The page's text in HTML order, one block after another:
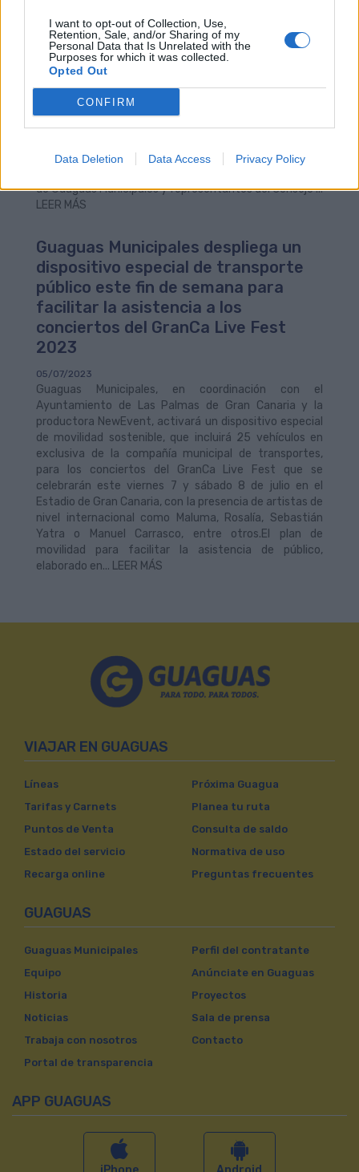
I want to opt-out of Collection, Use,
Retention, Sale, and/or Sharing of my
Personal Data that Is Unrelated with the
Purposes for which it was collected.
Opted Out
CONFIRM
Data Deletion Data Access Privacy Policy
Guaguas Municipales activará la prueba piloto para el
acceso de escúteres (scooters) para personas con
discapacidad a sus vehículos a partir de este miércoles
12 de julio. La empresa municipal de transportes amplía
su cobertura para viajeros y permitirá el acceso a las
líneas regulares a esta tipología de vehículos de
movilidad personal que previamente se hayan
Ciudadana, José Eduardo Ramírez y Carla Campoamor,
de Guaguas Municipales y representantes del Consejo ...
LEER MÁS
Guaguas Municipales despliega un
dispositivo especial de transporte
público este fin de semana para
facilitar la asistencia a los
conciertos del GranCa Live Fest
2023
05/07/2023
Guaguas Municipales, en coordinación con el
Ayuntamiento de Las Palmas de Gran Canaria y la
productora NewEvent, activará un dispositivo especial
de movilidad sostenible, que incluirá 25 vehículos en
exclusiva de la compañía municipal de transportes,
para los conciertos del GranCa Live Fest que se
celebrarán este viernes 7 y sábado 8 de julio en el
Estadio de Gran Canaria, con la presencia de artistas de
nivel internacional como Maluma, Rosalía, Sebastián
Yatra o Manuel Carrasco, entre otros.El plan de
movilidad para facilitar la asistencia de público,
elaborado en... LEER MÁS
VIAJAR EN GUAGUAS
Líneas
Tarifas y Carnets
Puntos de Venta
Estado del servicio
Recarga online
Próxima Guagua
Planea tu ruta
Consulta de saldo
Normativa de uso
Preguntas frecuentes
GUAGUAS
Guaguas Municipales
Equipo
Historia
Noticias
Trabaja con nosotros
Portal de transparencia
Perfil del contratante
Anúnciate en Guaguas
Proyectos
Sala de prensa
Contacto
APP GUAGUAS